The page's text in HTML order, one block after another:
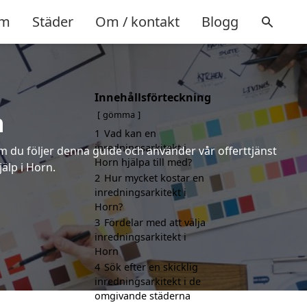
Städer Om / kontakt Blogg
du följer denna guide och använder vår offerttjänst
i Horn.
Innehållsförteckning
gömma
1 Vad kan en
inredningsarkitekt i
Horn hjälpa till med?
2 Hur mycket kostar en
inredningsarkitekt i
Horn?
3 Fördelar med att välja
inredningsarkitekt i
Horn
4 Sök efter en skicklig
inredningsarkitekt i de
omgivande städerna